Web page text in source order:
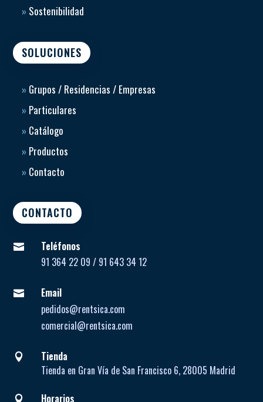
» Sostenibilidad
SOLUCIONES
» Grupos / Residencias / Empresas
» Particulares
» Catálogo
» Productos
» Contacto
CONTACTO

Teléfonos
91 364 22 09 / 91 643 34 12

Email
pedidos@rentsica.com
comercial@rentsica.com

Tienda
Tienda en Gran Vía de San Francisco 6, 28005 Madrid
 Horarios